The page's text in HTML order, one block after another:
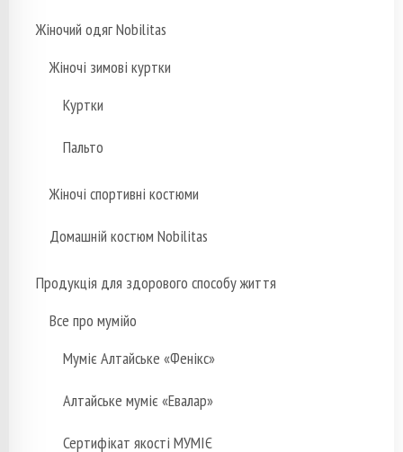
Жіночий одяг Nobilitas
Жіночі зимові куртки
Куртки
Пальто
Жіночі спортивні костюми
Домашній костюм Nobilitas
Продукція для здорового способу життя
Все про мумійо
Муміє Алтайське «Фенікс»
Алтайське муміє «Евалар»
Сертифікат якості МУМІЄ